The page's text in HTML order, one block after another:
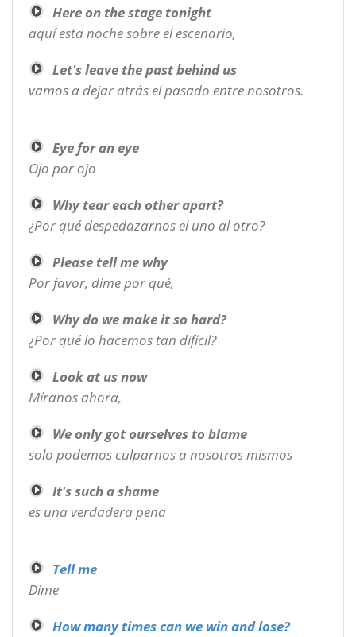
Here on the stage tonight
aquí esta noche sobre el escenario,
Let's leave the past behind us
vamos a dejar atrás el pasado entre nosotros.
Eye for an eye
Ojo por ojo
Why tear each other apart?
¿Por qué despedazarnos el uno al otro?
Please tell me why
Por favor, dime por qué,
Why do we make it so hard?
¿Por qué lo hacemos tan difícil?
Look at us now
Míranos ahora,
We only got ourselves to blame
solo podemos culparnos a nosotros mismos
It's such a shame
es una verdadera pena
Tell me
Dime
How many times can we win and lose?